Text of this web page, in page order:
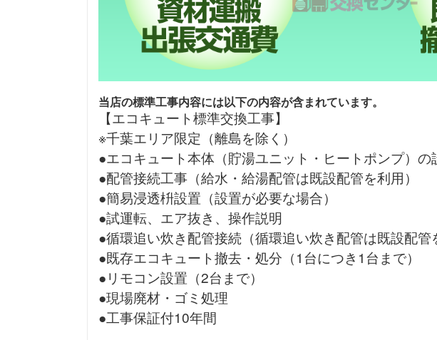
当店の標準工事内容には以下の内容が含まれています。
【エコキュート標準交換工事】
※千葉エリア限定（離島を除く）
●エコキュート本体（貯湯ユニット・ヒートポンプ）の
●配管接続工事（給水・給湯配管は既設配管を利用）
●簡易浸透枡設置（設置が必要な場合）
●試運転、エア抜き、操作説明
●循環追い炊き配管接続（循環追い炊き配管は既設配管
●既存エコキュート撤去・処分（1台につき1台まで）
●リモコン設置（2台まで）
●現場廃材・ゴミ処理
●工事保証付10年間